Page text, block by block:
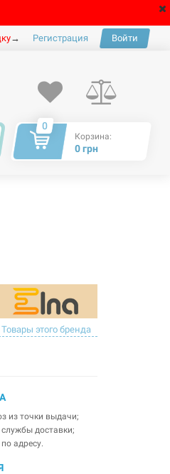
→ Регистрация Войти
0
Корзина:
0 грн
Товары этого бренда
из точки выдачи;
службы доставки;
адресу.